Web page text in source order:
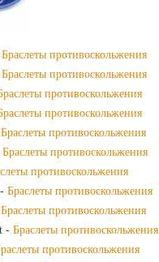
Браслеты противоскольжения
Браслеты противоскольжения
противоскольжения
противоскольжения
Браслеты противоскольжения
Браслеты противоскольжения
противоскольжения
Браслеты противоскольжения
Браслеты противоскольжения
- Браслеты противоскольжения
противоскольжения